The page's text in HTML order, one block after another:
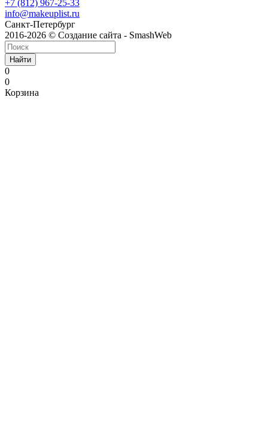
+7 (812) 967-25-33
info@makeuplist.ru
Санкт-Петербург
2016-2026 © Создание сайта - SmashWeb
Найти
0
0
Корзина